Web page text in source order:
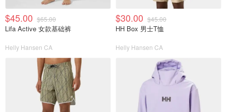
$45.00 $65.00
Lifa Active 女款基础裤
Helly Hansen CA
$30.00 $45.00
HH Box 男士T恤
Helly Hansen CA